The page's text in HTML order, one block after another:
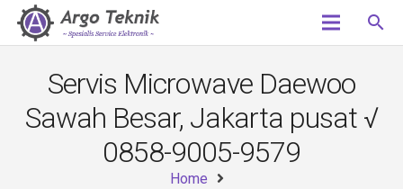
search
Servis Microwave Daewoo
Sawah Besar, Jakarta pusat √
0858-9005-9579
Home